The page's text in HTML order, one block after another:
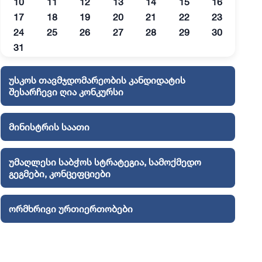
17
18 19 20 21 22
23
24
25 26 27 28 29
30
31
უსკოს თავმჯდომარეობის კანდიდატის
შესარჩევი ღია კონკურსი
მინისტრის საათი
უმაღლესი საბჭოს სტრატეგია, სამოქმედო
გეგმები, კონცეფციები
ორმხრივი ურთიერთობები